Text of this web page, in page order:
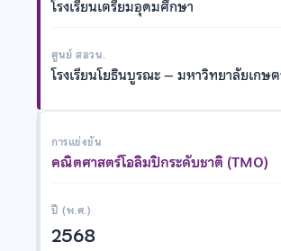
โรงเรียนเตรียมอุดมศึกษา
ศูนย์ สอวน.
โรงเรียนโยธินบูรณะ – มหาวิทยาลัยเกษ
การแข่งขัน
คณิตศาสตร์โอลิมปิกระดับชาติ (TMO)
ปี (พ.ศ.)
2568